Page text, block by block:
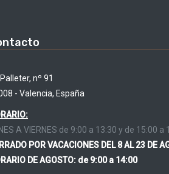
nº 91
- Valencia, España
A VIERNES de 9:00 a 13:30 y de 15:00 a
POR VACACIONES DEL 8 AL 23 DE
DE AGOSTO: de 9:00 a 14:00